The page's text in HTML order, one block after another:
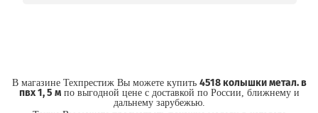
В магазине Техпрестиж Вы можете купить 4518 колышки метал. в
пвх 1, 5 мпо выгодной цене с доставкой по России, ближнему и
дальнему зарубежью.